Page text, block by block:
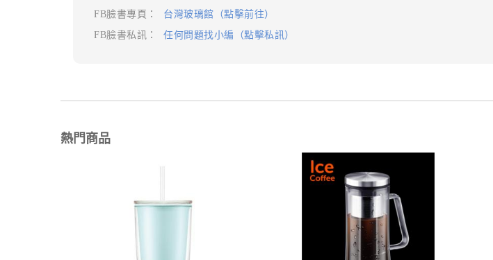
FB臉書專頁：
台灣玻璃館（點擊前往）
FB臉書私訊：
任何問題找小編（點擊私訊）
熱門商品